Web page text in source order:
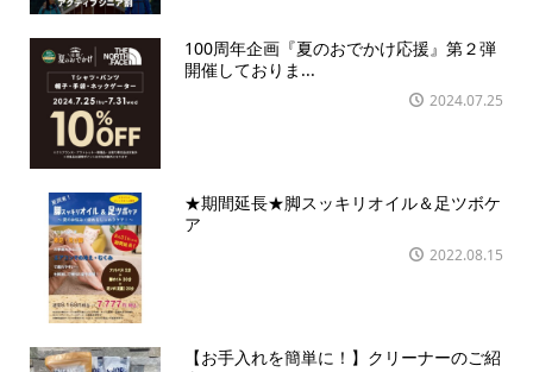
100周年企画『夏のおでかけ応援』第２弾
開催しておりま...
2024.07.25
★期間延長★脚スッキリオイル＆足ツボケ
ア
2022.08.15
【お手入れを簡単に！】クリーナーのご紹